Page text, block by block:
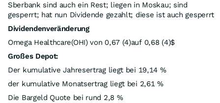
Sberbank sind auch ein Rest; liegen in Moskau; sind
gesperrt; hat nun Dividende gezahlt; diese ist auch gesperrt
Dividendenveränderung
Omega Healthcare(OHI) von 0,67 (4)auf 0,68 (4)$
Großes Depot:
Der kumulative Jahresertrag liegt bei 19,14 %
der kumulative Monatsertrag liegt bei 2,61 %
Die Bargeld Quote bei rund 2,8 %